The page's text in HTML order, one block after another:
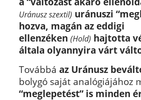
Uránusz szextil) uránuszi
hozva, magán az eddigi
ellenzéken (Hold) hajtotta
általa olyannyira várt
Továbbá az Uránusz
bolygó saját analógiájához
“meglepetést” is minden